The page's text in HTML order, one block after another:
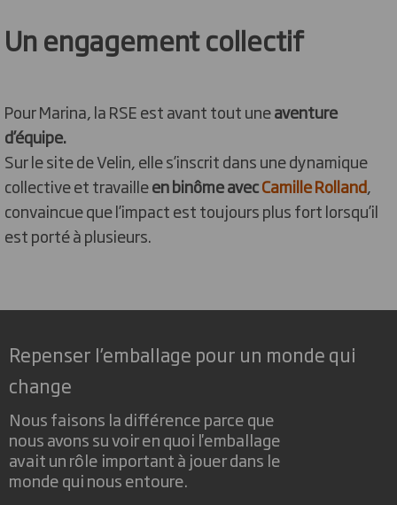
Un engagement collectif
Pour Marina, la RSE est avant tout uneaventure
d’équipe.
Sur le site de Velin, elle s’inscrit dans une dynamique
collective et travailleen binôme avecCamille Rolland,
convaincue que l’impact est toujours plus fort lorsqu’il
est porté à plusieurs.
Repenser l’emballage pour un monde qui
change
Nous faisons la différence parce que
nous avons su voir en quoi l'emballage
avait un rôle important à jouer dans le
monde qui nous entoure.